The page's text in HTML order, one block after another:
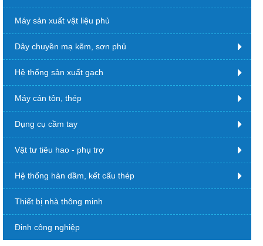
Máy sản xuất vật liệu phủ
Dây chuyền mạ kẽm, sơn phủ
Hệ thống sản xuất gạch
Máy cán tôn, thép
Dụng cụ cầm tay
Vật tư tiêu hao - phụ trợ
Hệ thống hàn dầm, kết cấu thép
Thiết bị nhà thông minh
Đinh công nghiệp